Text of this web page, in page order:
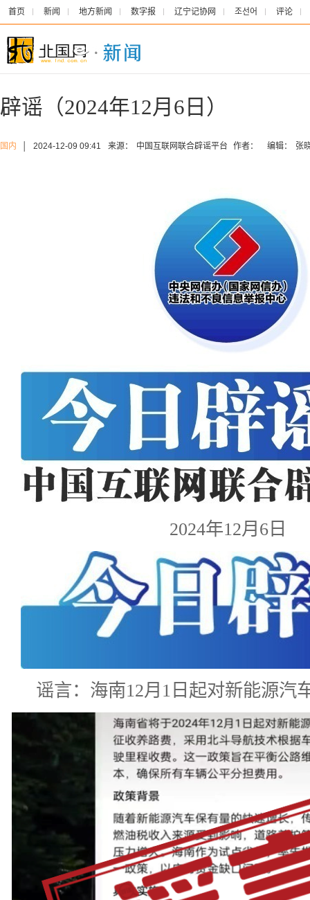
首页 新闻 地方新闻 数字报 辽宁记协网 조선어 评论
辟谣（2024年12月6日）
国内 2024-12-09 09:41 来源： 中国互联网联合辟谣平台 作者： 编辑： 张
2024年12月6日
谣言：海南12月1日起对新能源汽